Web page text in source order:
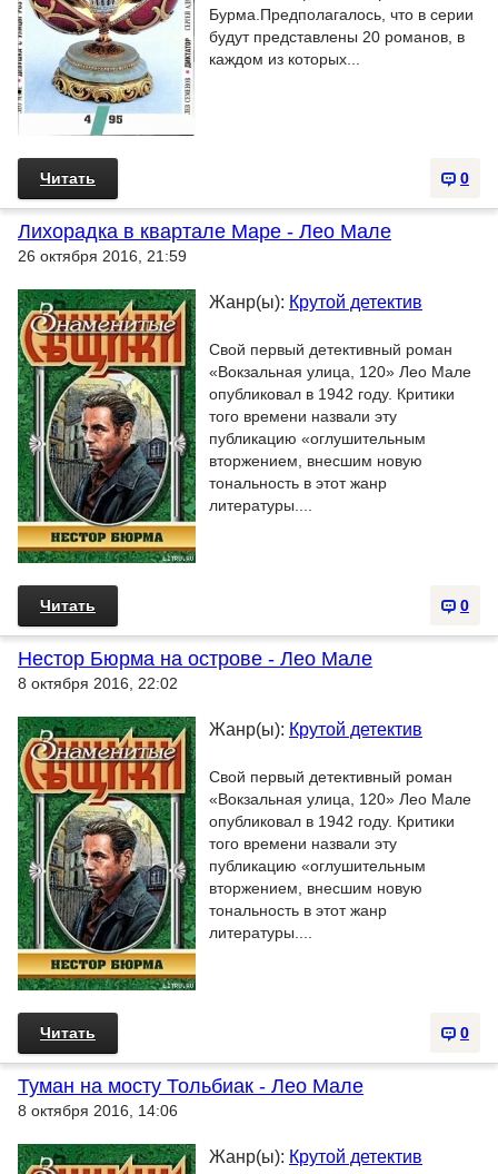
Бурма.Предполагалось, что в серии
будут представлены 20 романов, в
каждом из которых...
0
Читать
Лихорадка в квартале Маре - Лео Мале
26 октября 2016, 21:59
Жанр(ы): Крутой детектив
Свой первый детективный роман
«Вокзальная улица, 120» Лео Мале
опубликовал в 1942 году. Критики
того времени назвали эту
публикацию «оглушительным
вторжением, внесшим новую
тональность в этот жанр
литературы....
0
Читать
Нестор Бюрма на острове - Лео Мале
8 октября 2016, 22:02
Жанр(ы): Крутой детектив
Свой первый детективный роман
«Вокзальная улица, 120» Лео Мале
опубликовал в 1942 году. Критики
того времени назвали эту
публикацию «оглушительным
вторжением, внесшим новую
тональность в этот жанр
литературы....
0
Читать
Туман на мосту Тольбиак - Лео Мале
8 октября 2016, 14:06
Жанр(ы): Крутой детектив